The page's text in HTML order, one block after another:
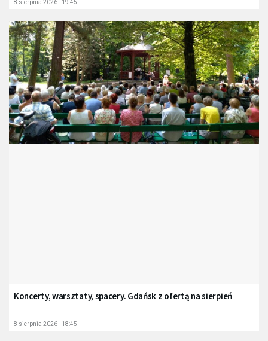
8 sierpnia 2026 - 19:45
Koncerty, warsztaty, spacery. Gdańsk z ofertą na sierpień
8 sierpnia 2026 - 18:45